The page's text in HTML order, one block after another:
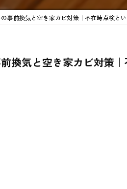
事前換気と空き家カビ対策｜不在時点検と
換気と空き家カビ対策